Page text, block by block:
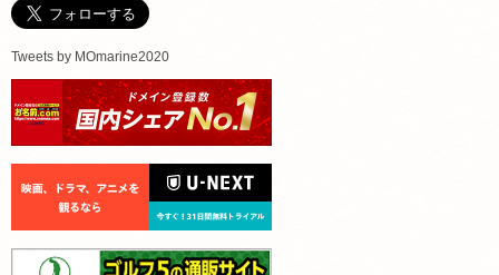
Tweets by MOmarine2020